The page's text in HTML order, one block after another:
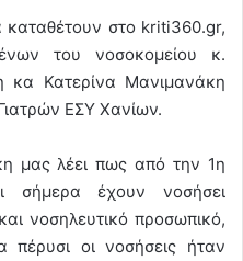
καταθέτουν στο kriti360.gr,
του νοσοκομείου κ.
κα Κατερίνα Μανιμανάκη
ΕΣΥ Χανίων.
μας λέει πως από την 1η
σήμερα έχουν νοσήσει
νοσηλευτικό προσωπικό,
πέρυσι οι νοσήσεις ήταν